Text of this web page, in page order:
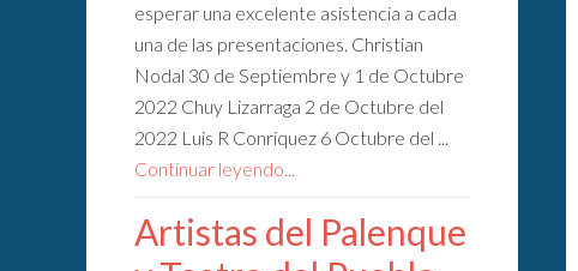
esperar una excelente asistencia a cada
una de las presentaciones. Christian
Nodal 30 de Septiembre y 1 de Octubre
2022 Chuy Lizarraga 2 de Octubre del
2022 Luis R Conriquez 6 Octubre del ...
Continuar leyendo...
Artistas del Palenque